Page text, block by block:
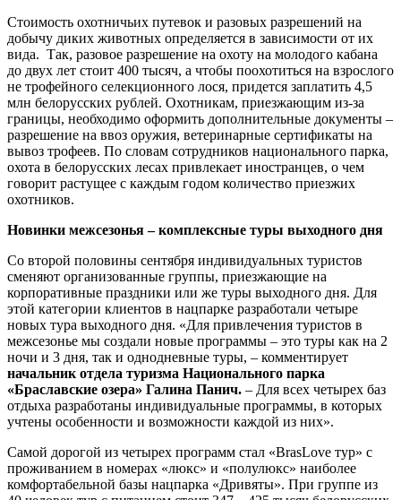
Стоимость охотничьих путевок и разовых разрешений на
добычу диких животных определяется в зависимости от их
вида. Так, разовое разрешение на охоту на молодого кабана
до двух лет стоит 400 тысяч, а чтобы поохотиться на взрослого
не трофейного селекционного лося, придется заплатить 4,5
млн белорусских рублей. Охотникам, приезжающим из-за
границы, необходимо оформить дополнительные документы –
разрешение на ввоз оружия, ветеринарные сертификаты на
вывоз трофеев. По словам сотрудников национального парка,
охота в белорусских лесах привлекает иностранцев, о чем
говорит растущее с каждым годом количество приезжих
охотников.
Новинки межсезонья – комплексные туры выходного дня
Со второй половины сентября индивидуальных туристов
сменяют организованные группы, приезжающие на
корпоративные праздники или же туры выходного дня. Для
этой категории клиентов в нацпарке разработали четыре
новых тура выходного дня. «Для привлечения туристов в
межсезонье мы создали новые программы – это туры как на 2
ночи и 3 дня, так и однодневные туры, – комментирует
начальник отдела туризма Национального парка
«Браславские озера» Галина Панич. – Для всех четырех баз
отдыха разработаны индивидуальные программы, в которых
учтены особенности и возможности каждой из них».
Самой дорогой из четырех программ стал «BrasLove тур» с
проживанием в номерах «люкс» и «полулюкс» наиболее
комфортабельной базы нацпарка «Дривяты». При группе из